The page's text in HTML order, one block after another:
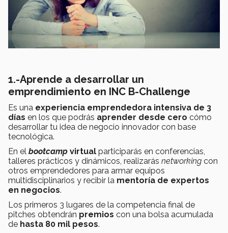
1.-Aprende a desarrollar un
emprendimiento en INC B-Challenge
Es una experiencia emprendedora intensiva de 3
días en los que podrás aprender desde cero cómo
desarrollar tu idea de negocio innovador con base
tecnológica.
En el bootcamp virtual participarás en conferencias,
talleres prácticos y dinámicos, realizarás networking con
otros emprendedores para armar equipos
multidisciplinarios y recibir la mentoría de expertos
en negocios.
Los primeros 3 lugares de la competencia final de
pitches obtendrán premios con una bolsa acumulada
de hasta 80 mil pesos.